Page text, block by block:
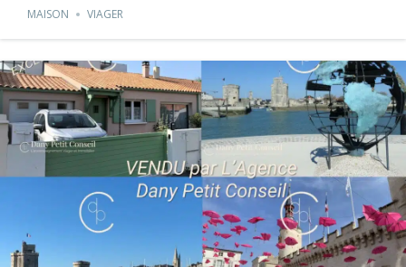
MAISON VIAGER